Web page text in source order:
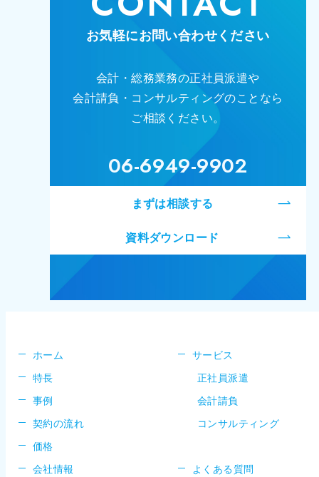
お気軽にお問い合わせください
会計・総務業務の正社員派遣や
会計請負・コンサルティングのことなら
ご相談ください。
06-6949-9902
まずは相談する
資料ダウンロード
ホーム
特長
事例
契約の流れ
価格
サービス
正社員派遣
会計請負
コンサルティング
会社情報
よくある質問